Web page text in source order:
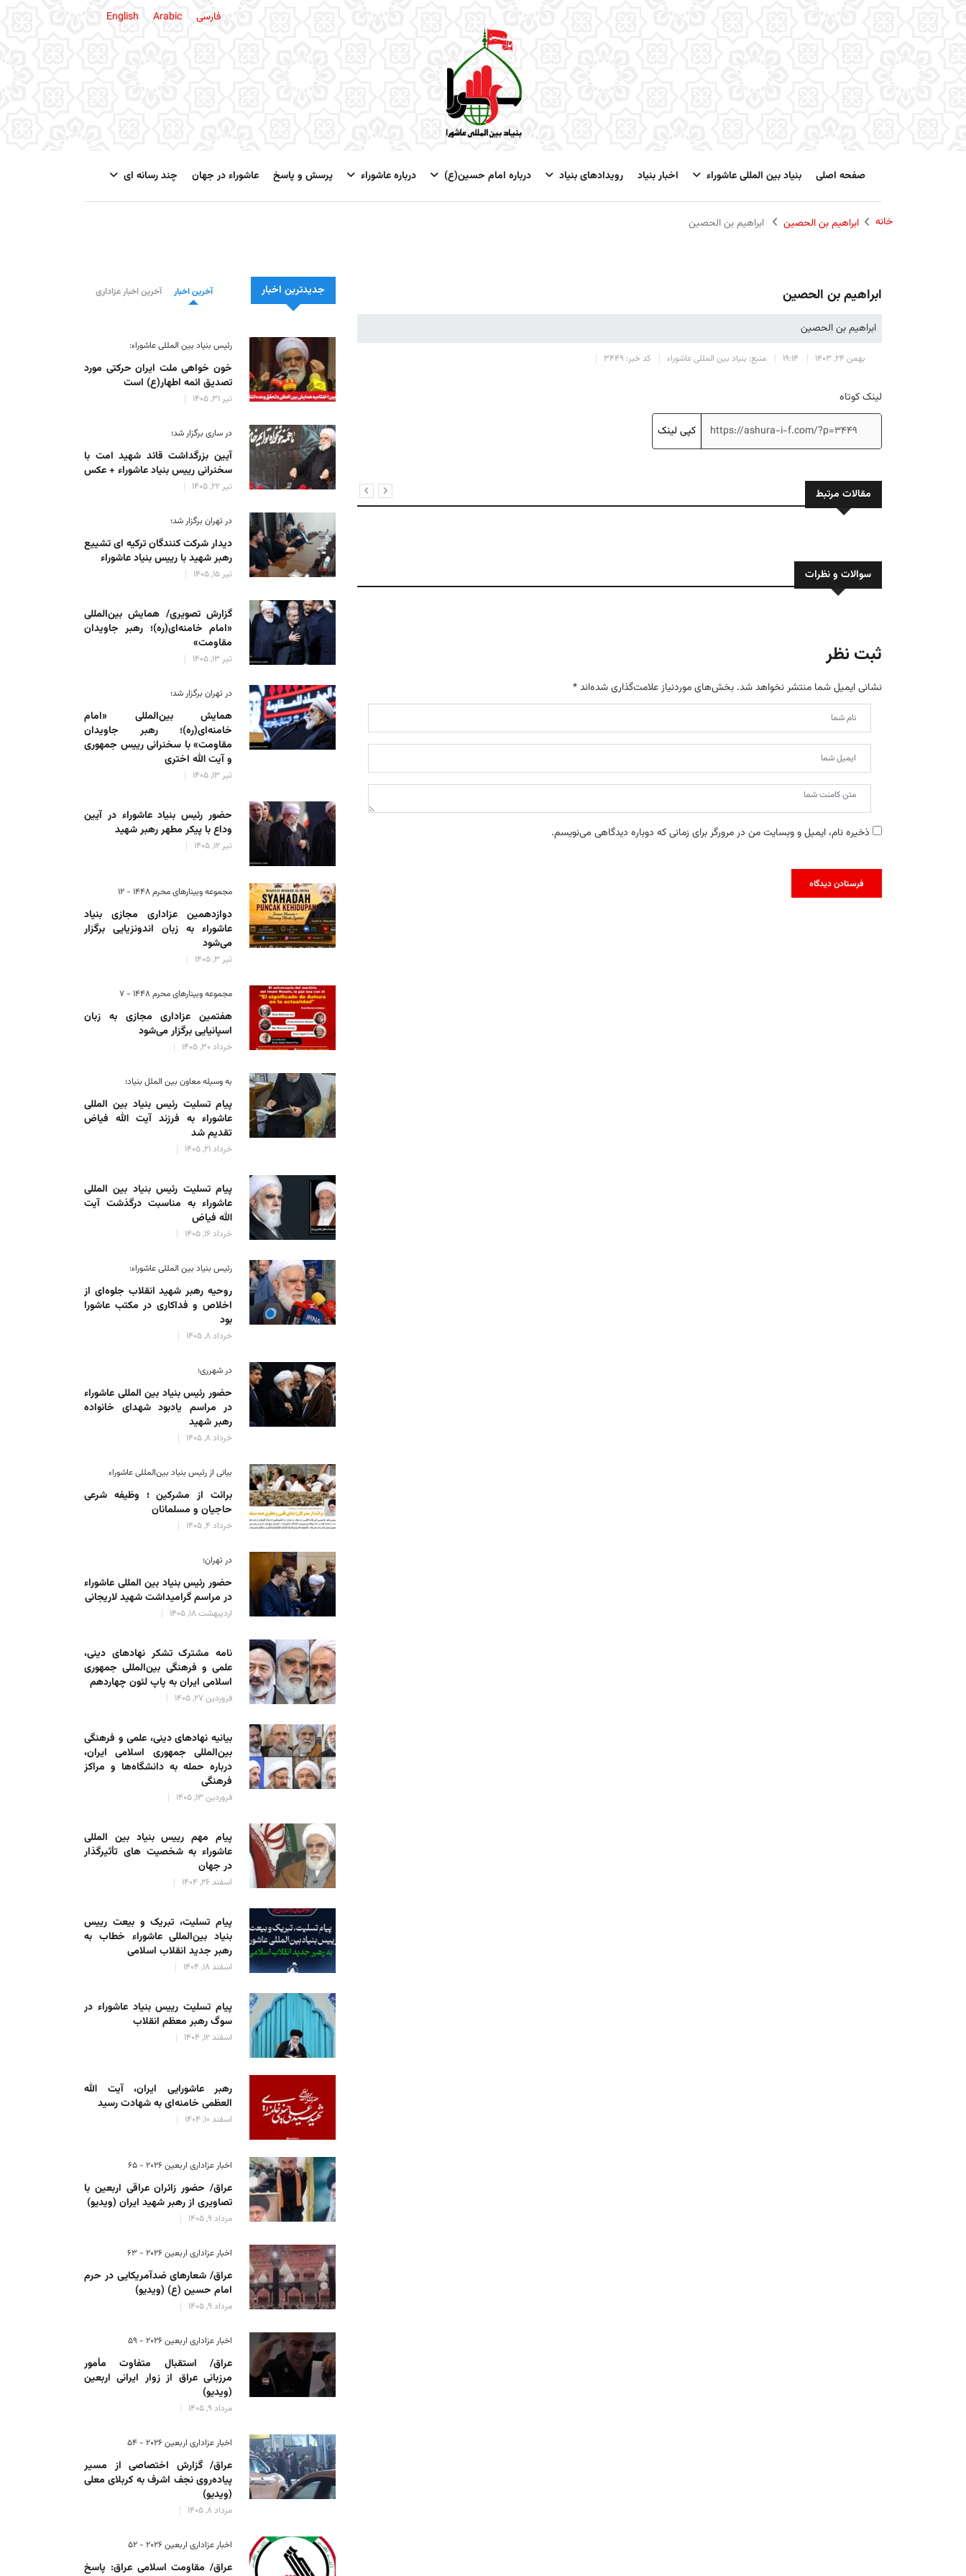
فارسی English Arabic
صفحه اصلی بنیاد بین المللی عاشوراء اخبار بنیاد رویدادهای بنیاد درباره امام حسین(ع) درباره عاشوراء پرسش و پاسخ عاشوراء در جهان چند رسانه ای
خانه ابراهیم بن الحصین ابراهیم بن الحصین
ابراهیم بن الحصین
ابراهیم بن الحصین
بهمن 24, 1403 19:14 منبع: بنیاد بین المللی عاشوراء کد خبر: 3449
لینک کوتاه
کپی لینک
مقالات مرتبط
سوالات و نظرات
ثبت نظر
نشانی ایمیل شما منتشر نخواهد شد. بخش‌های موردنیاز علامت‌گذاری شده‌اند*
ذخیره نام، ایمیل و وبسایت من در مرورگر برای زمانی که دوباره دیدگاهی می‌نویسم.
جدیدترین اخبار آخرین اخبار آخرین اخبار عزاداری
رئیس بنیاد بین المللی عاشوراء:
خون خواهی ملت ایران حرکتی مورد
تصدیق ائمه اطهار(ع) است
تیر 31, 1405
در ساری برگزار شد؛
آیین بزرگداشت قائد شهید امت با
سخنرانی رییس بنیاد عاشوراء + عکس
تیر 22, 1405
در تهران برگزار شد؛
دیدار شرکت کنندگان ترکیه ای تشییع
رهبر شهید با رییس بنیاد عاشوراء
تیر 15, 1405
گزارش تصویری/ همایش بین‌المللی
«امام خامنه‌ای(ره)؛ رهبر جاویدان
مقاومت»
تیر 13, 1405
در تهران برگزار شد؛
همایش بین‌المللی «امام
خامنه‌ای(ره)؛ رهبر جاویدان
مقاومت» با سخنرانی رییس جمهوری
و آیت الله اختری
تیر 13, 1405
حضور رئیس‌ بنیاد عاشوراء در آیین
وداع با پیکر مطهر رهبر شهید
تیر 12, 1405
مجموعه وبینارهای محرم 1448 - 12
دوازدهمین عزاداری مجازی بنیاد
عاشوراء به زبان اندونزیایی برگزار
می‌شود
تیر 3, 1405
مجموعه وبینارهای محرم 1448 - 7
هفتمین عزاداری مجازی به زبان
اسپانیایی برگزار می‌شود
خرداد 30, 1405
به وسیله معاون بین الملل بنیاد؛
پیام تسلیت رئیس بنیاد بین المللی
عاشوراء به فرزند آیت الله فیاض
تقدیم شد
خرداد 21, 1405
پیام تسلیت رئیس بنیاد بین المللی
عاشوراء به مناسبت درگذشت آیت
الله فیاض
خرداد 16, 1405
رئیس بنیاد بین المللی عاشوراء:
روحیه رهبر شهید انقلاب جلوه‌ای از
اخلاص و فداکاری در مکتب عاشورا
بود
خرداد 8, 1405
در شهرری؛
حضور رئیس بنیاد بین المللی عاشوراء
در مراسم یادبود شهدای خانواده
رهبر شهید
خرداد 8, 1405
بیانی از رئیس بنیاد بین‌المللی عاشوراء
برائت از مشرکین ؛ وظیفه شرعی
حاجیان و مسلمانان
خرداد 4, 1405
در تهران؛
حضور رئیس بنیاد بین المللی عاشوراء
در مراسم گرامیداشت شهید لاریجانی
اردیبهشت 18, 1405
نامه مشترک تشکر نهادهای دینی،
علمی و فرهنگی بین‌المللی جمهوری
اسلامی ایران به پاپ لئون چهاردهم
فروردین 27, 1405
بیانیه نهادهای دینی، علمی و فرهنگی
بین‌المللی جمهوری اسلامی ایران،
درباره حمله به دانشگاه‌ها و مراکز
فرهنگی
فروردین 13, 1405
پیام مهم رییس بنیاد بین المللی
عاشوراء به شخصیت های تأثیرگذار
در جهان
اسفند 26, 1404
پیام تسلیت، تبریک و بیعت رییس
بنیاد بین‌المللی عاشوراء خطاب به
رهبر جدید انقلاب اسلامی
اسفند 18, 1404
پیام تسلیت رییس بنیاد عاشوراء در
سوگ رهبر معظم انقلاب
اسفند 12, 1404
رهبر عاشورایی ایران، آیت الله
العظمی خامنه‌ای به شهادت رسید
اسفند 10, 1404
اخبار عزاداری اربعین ۲۰۲۶ - 65
عراق/ حضور زائران عراقی اربعین با
تصاویری از رهبر شهید ایران (ویدیو)
مرداد 9, 1405
اخبار عزاداری اربعین ۲۰۲۶ - 63
عراق/ شعارهای ضدآمریکایی در حرم
امام حسین (ع) (ویدیو)
مرداد 9, 1405
اخبار عزاداری اربعین ۲۰۲۶ - 59
عراق/ استقبال متفاوت مأمور
مرزبانی عراق از زوار ایرانی اربعین
(ویدیو)
مرداد 9, 1405
اخبار عزاداری اربعین ۲۰۲۶ - 54
عراق/ گزارش اختصاصی از مسیر
پیاده‌روی نجف اشرف به کربلای معلی
(ویدیو)
مرداد 8, 1405
اخبار عزاداری اربعین ۲۰۲۶ - 52
عراق/ مقاومت اسلامی عراق: پاسخ